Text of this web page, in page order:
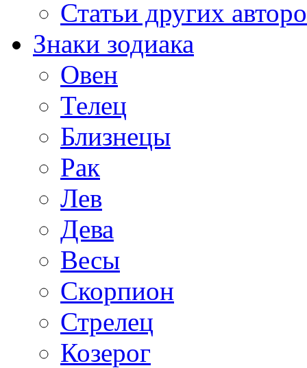
Статьи других
Знаки зодиака
Овен
Телец
Близнецы
Рак
Лев
Дева
Весы
Скорпион
Стрелец
Козерог